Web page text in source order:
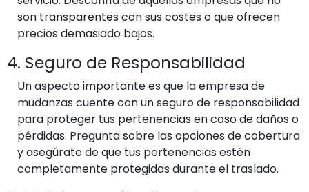
son transparentes con sus costes o que ofrecen
precios demasiado bajos.
4. Seguro de Responsabilidad
Un aspecto importante es que la empresa de
mudanzas cuente con un seguro de responsabilidad
para proteger tus pertenencias en caso de daños o
pérdidas. Pregunta sobre las opciones de cobertura
y asegúrate de que tus pertenencias estén
completamente protegidas durante el traslado.